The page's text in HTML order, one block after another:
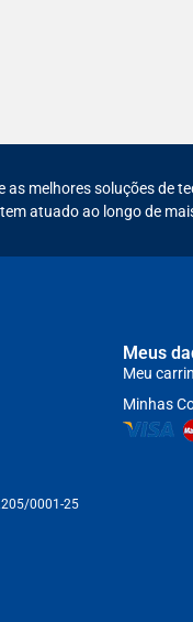
as melhores soluções de
atuado ao longo de
0001-25
Meus
Meu
Minhas